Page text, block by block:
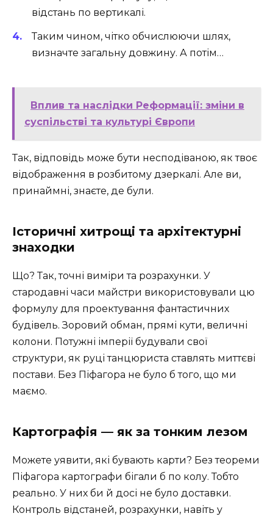
відстань по вертикалі.
Таким чином, чітко обчислюючи шлях,
визначте загальну довжину. А потім…
Вплив та наслідки Реформації: зміни в
суспільстві та культурі Європи
Так, відповідь може бути несподіваною, як твоє
відображення в розбитому дзеркалі. Але ви,
принаймні, знаєте, де були.
Історичні хитрощі та архітектурні
знаходки
Що? Так, точні виміри та розрахунки. У
стародавні часи майстри використовували цю
формулу для проектування фантастичних
будівель. Зоровий обман, прямі кути, величні
колони. Потужні імперії будували свої
структури, як руці танцюриста ставлять миттєві
постави. Без Піфагора не було б того, що ми
маємо.
Картографія — як за тонким лезом
Можете уявити, які бувають карти? Без теореми
Піфагора картографи бігали б по колу. Тобто
реально. У них би й досі не було доставки.
Контроль відстаней, розрахунки, навіть у